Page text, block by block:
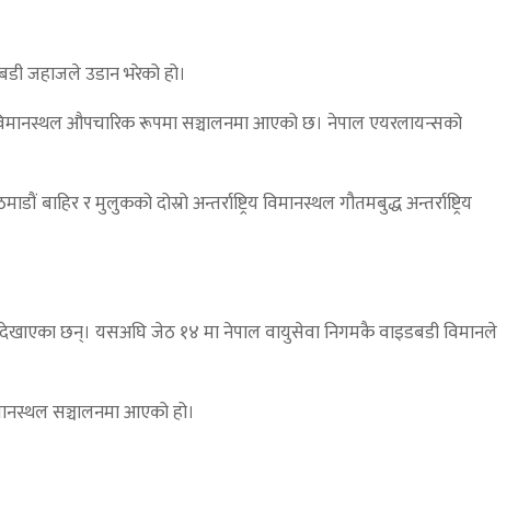
जहाजले उडान भरेको हो।
विमानस्थल औपचारिक रूपमा सञ्चालनमा आएको छ। नेपाल एयरलायन्सको
र मुलुकको दोस्रो अन्तर्राष्ट्रिय विमानस्थल गौतमबुद्ध अन्तर्राष्ट्रिय
छन्। यसअघि जेठ १४ मा नेपाल वायुसेवा निगमकै वाइडबडी विमानले
सञ्चालनमा आएको हो।